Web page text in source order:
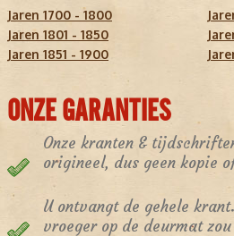
Jaren 1700 - 1800
Jaren 1801 - 1850
Jaren 1851 - 1900
ONZE GARANTIES
Onze kranten &
origineel, dus geen kopie
U ontvangt de gehele
vroeger op de deurmat